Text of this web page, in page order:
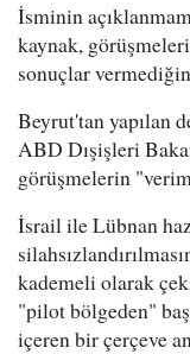
İsminin
kaynak,
sonuçlar
Beyrut'tan yapılan
ABD Dışişleri
görüşmelerin
İsrail ile Lübnan
kademeli olarak
"pilot bölgeden"
içeren bir çerçeve